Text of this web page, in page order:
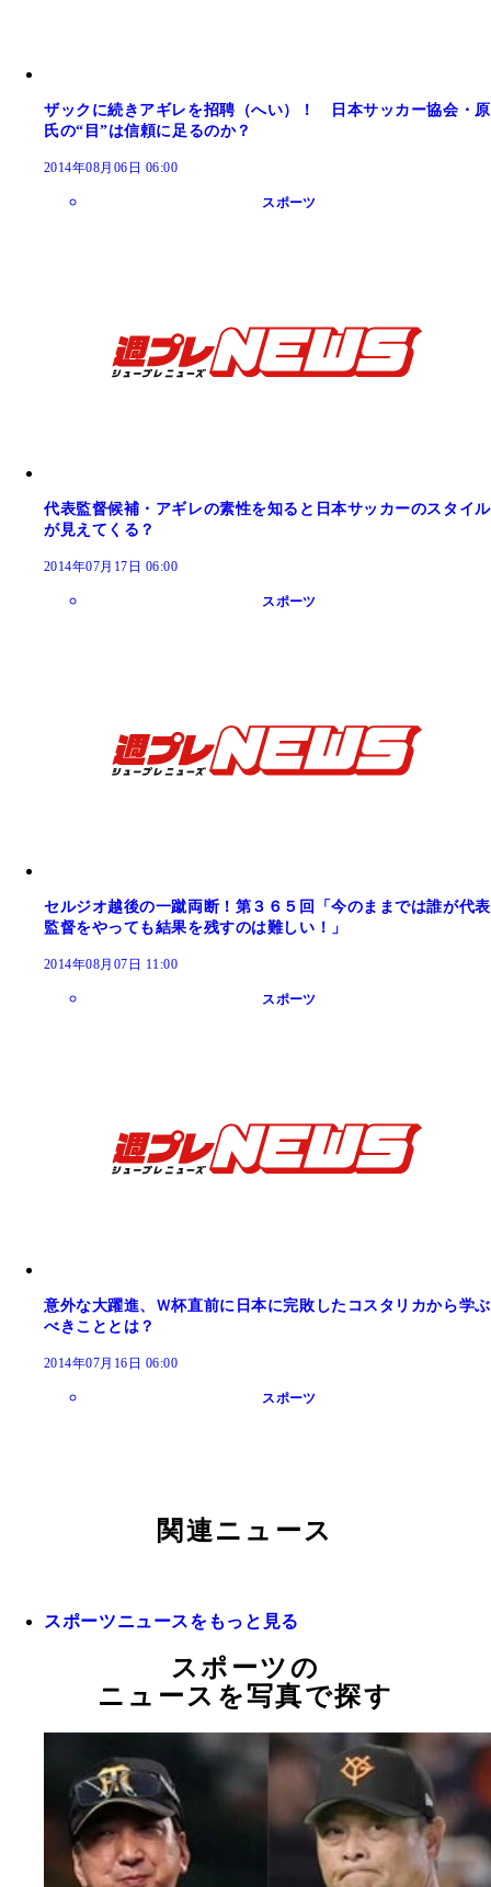
ザックに続きアギレを招聘（へい）！ 日本サッカー協会・原
氏の“目”は信頼に足るのか？
2014年08月06日 06:00
スポーツ
代表監督候補・アギレの素性を知ると日本サッカーのスタイル
が見えてくる？
2014年07月17日 06:00
スポーツ
セルジオ越後の一蹴両断！第３６５回「今のままでは誰が代表
監督をやっても結果を残すのは難しい！」
2014年08月07日 11:00
スポーツ
意外な大躍進、Ｗ杯直前に日本に完敗したコスタリカから学ぶ
べきこととは？
2014年07月16日 06:00
スポーツ
関連ニュース
スポーツニュースをもっと見る
スポーツの
ニュースを写真で探す